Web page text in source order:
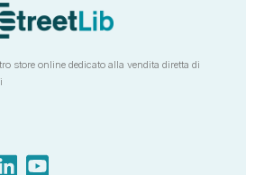
store online dedicato alla vendita diretta di